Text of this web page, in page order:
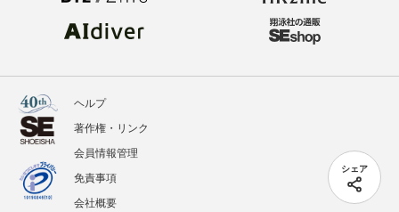
シェア
ヘルプ
著作権・リンク
会員情報管理
免責事項
会社概要